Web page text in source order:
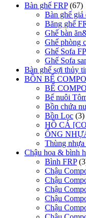
Bàn ghế FRP (67)
Bàn ghế giả
Băng ghế
Ghế bàn
Ghế phòng
Ghế Sofa
Ghế Sofa
Bàn ghế sợi thủy
BỒN BỂ
BỂ
Bể nuôi
Bồn chứa
Bồn Lọc (3)
HỒ CÁ
ỐNG
Thùng nhựa
Chậu hoa & bình
Bình FRP
Chậu
Chậu
Chậu
Chậu
Chậu